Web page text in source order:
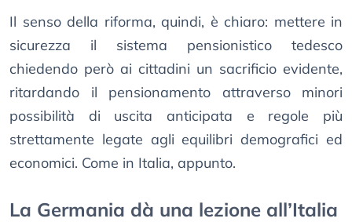
Il senso della riforma, quindi, è chiaro: mettere in
sicurezza il sistema pensionistico tedesco
chiedendo però ai cittadini un sacrificio evidente,
ritardando il pensionamento attraverso minori
possibilità di uscita anticipata e regole più
strettamente legate agli equilibri demografici ed
economici. Come in Italia, appunto.
La Germania dà una lezione all’Italia